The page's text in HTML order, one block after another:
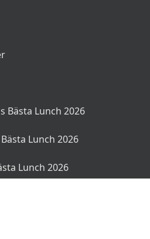
Bästa Lunch 2026
Lunch 2026
Lunch 2026